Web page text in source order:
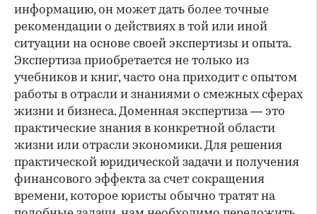
информацию, он может дать более точные
рекомендации о действиях в той или иной
ситуации на основе своей экспертизы и опыта.
Экспертиза приобретается не только из
учебников и книг, часто она приходит с опытом
работы в отрасли и знаниями о смежных сферах
жизни и бизнеса. Доменная экспертиза — это
практические знания в конкретной области
жизни или отрасли экономики. Для решения
практической юридической задачи и получения
финансового эффекта за счет сокращения
времени, которое юристы обычно тратят на